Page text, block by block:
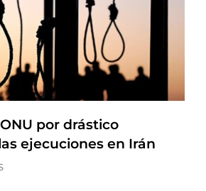
por drástico
ejecuciones en Irán